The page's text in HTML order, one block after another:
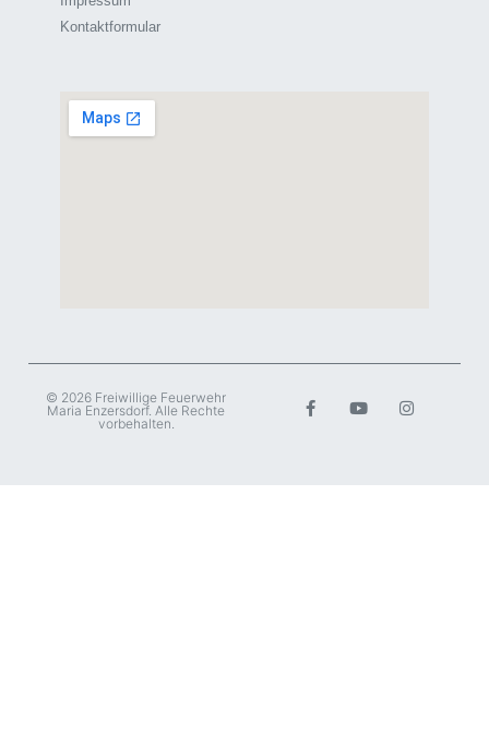
Kontaktformular
© 2026 Freiwillige Feuerwehr
Maria Enzersdorf. Alle Rechte
vorbehalten.